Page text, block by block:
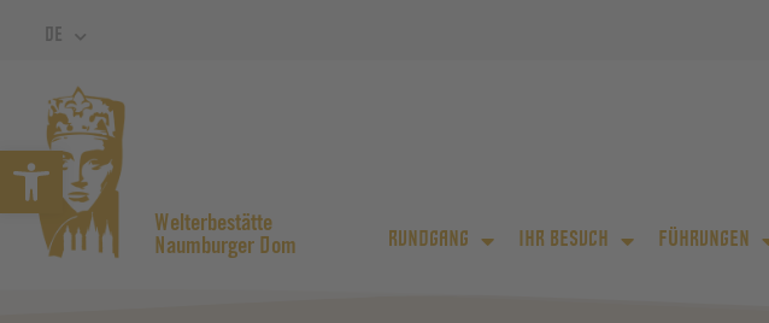
Symbolleiste öffnen
DE
Welterbestätte
Naumburger Dom
RUNDGANG IHR BESUCH FÜHRUNGEN